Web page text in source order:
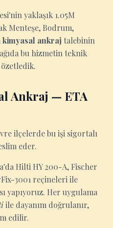
yaklaşık 1.05M
Menteşe, Bodrum,
kimyasal ankraj talebinin
bu hizmetin teknik
Ankraj — ETA
ilçelerde bu işi sigortalı
eder.
Hilti HY 200-A, Fischer
3001 reçineleri ile
yapıyoruz. Her uygulama
ile dayanım doğrulanır,
edilir.